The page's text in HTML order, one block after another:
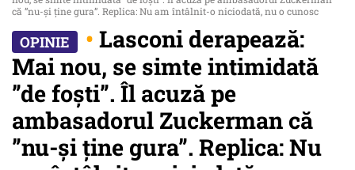
că ”nu-și ține gura”. Replica: Nu am întâlnit-o niciodată, nu o cunosc
• Lasconi derapează:
Mai nou, se simte intimidată
”de foști”. Îl acuză pe
ambasadorul Zuckerman că
”nu-și ține gura”. Replica: Nu